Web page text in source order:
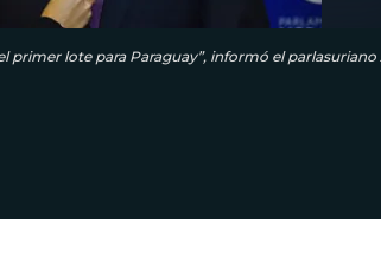
primer lote para Paraguay”, informó el